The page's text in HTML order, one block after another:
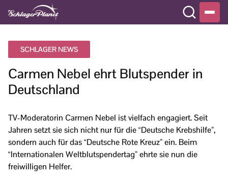
SCHLAGER NEWS
Carmen Nebel ehrt Blutspender in
Deutschland
TV-Moderatorin Carmen Nebel ist vielfach engagiert. Seit
Jahren setzt sie sich nicht nur für die “Deutsche Krebshilfe”,
sondern auch für das “Deutsche Rote Kreuz” ein. Beim
“Internationalen Weltblutspendertag” ehrte sie nun die
freiwilligen Helfer.